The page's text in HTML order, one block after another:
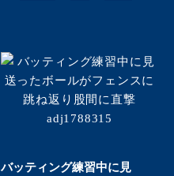
バッティング練習中に見